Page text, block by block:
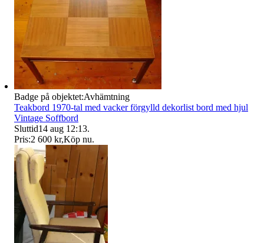
Badge på objektet:Avhämtning
Teakbord 1970-tal med vacker förgylld dekorlist bord med hjul
Vintage Soffbord
Sluttid14 aug 12:13.
Pris:2 600 kr,Köp nu.